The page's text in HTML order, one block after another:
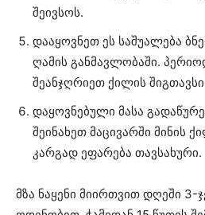
შეივსოს.
დააყოვნეთ ეს საშუალება
ღამის განმავლობაში.
შეანჯღრიეთ ქილის
დაყოვნებული მასა
შეინახეთ მაცივარში მინის
კარგად ეფარება თავსახური.
მზა ნაყენი მიირთვით დღეში 3-